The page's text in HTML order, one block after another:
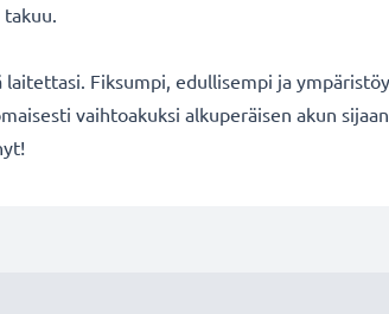
laitettasi. Fiksumpi, edullisempi ja
vaihtoakuksi alkuperäisen akun